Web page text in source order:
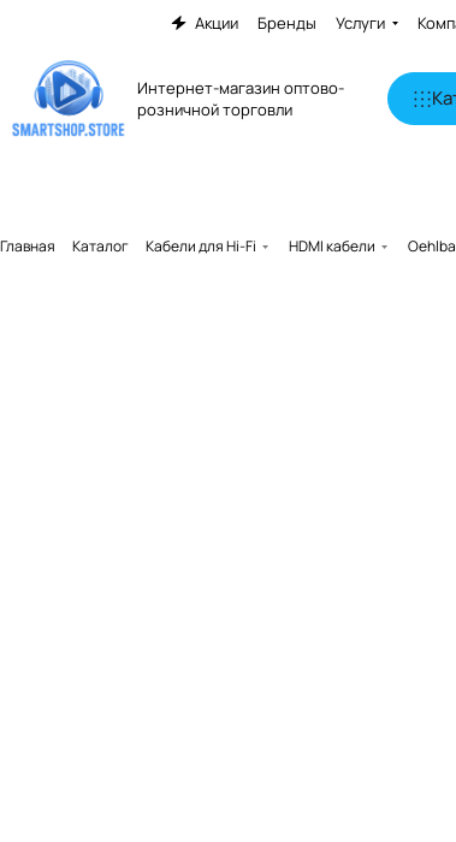
Акции Бренды Услуги
Интернет-магазин оптово-
розничной торговли
Главная Каталог Кабели для Hi-Fi HDMI кабели